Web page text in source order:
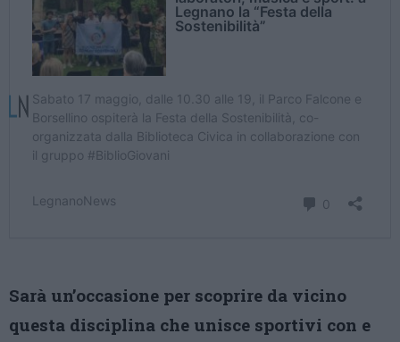
Sarà un’occasione per scoprire da vicino
questa disciplina che unisce sportivi con e